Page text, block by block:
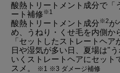
酸熱トリートメント成分で「
ート補修※1
酸熱トリートメント成分※2が
め、うねり・くせ毛を内側か
「セットしたストレートヘ
日や湿気が多い日、夏場は"
いくストレートヘアにセット
スメ。
※1 ※3 ダメージ補修